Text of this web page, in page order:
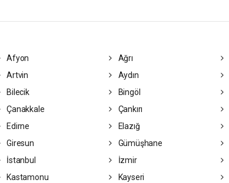
Afyon Ağrı
Artvin Aydın
Bilecik Bingöl
Çanakkale Çankırı
Edirne Elazığ
Giresun Gümüşhane
İstanbul İzmir
Kastamonu Kayseri